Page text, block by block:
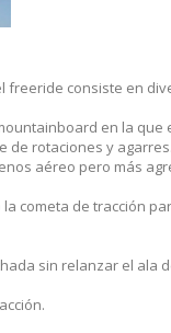
freeride consiste en
en la
rotaciones y
aéreo pero más
cometa de tracción
sin relanzar el ala